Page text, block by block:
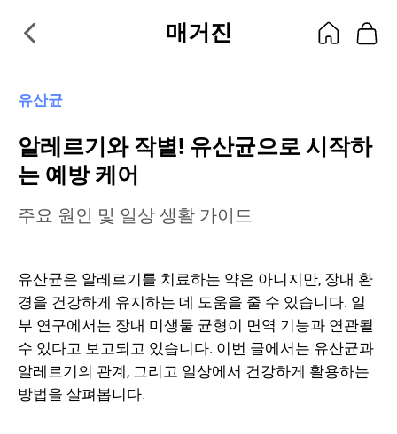
매거진
유산균
알레르기와 작별! 유산균으로 시작하
는 예방 케어
주요 원인 및 일상 생활 가이드
유산균은 알레르기를 치료하는 약은 아니지만, 장내 환
경을 건강하게 유지하는 데 도움을 줄 수 있습니다. 일
부 연구에서는 장내 미생물 균형이 면역 기능과 연관될
수 있다고 보고되고 있습니다. 이번 글에서는 유산균과
알레르기의 관계, 그리고 일상에서 건강하게 활용하는
방법을 살펴봅니다.